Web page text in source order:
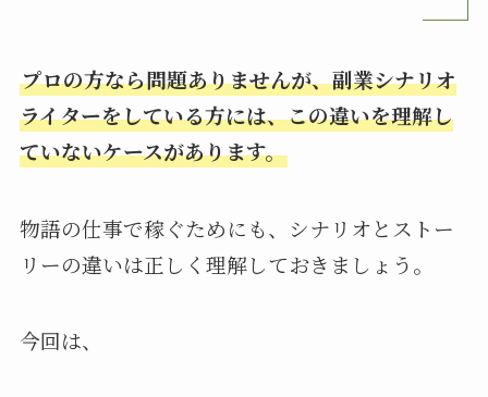
プロの方なら問題ありませんが、副業シナリオ
ライターをしている方には、この違いを理解し
ていないケースがあります。
物語の仕事で稼ぐためにも、シナリオとストー
リーの違いは正しく理解しておきましょう。
今回は、